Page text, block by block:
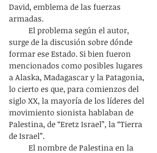
David, emblema de las fuerzas
armadas.
surge de la discusión sobre dónde
formar ese Estado. Si bien fueron
mencionados como posibles lugares
a Alaska, Madagascar y la Patagonia,
lo cierto es que, para comienzos del
siglo XX, la mayoría de los líderes del
movimiento sionista hablaban de
Palestina, de “Eretz Israel”, la “Tierra
de Israel”.